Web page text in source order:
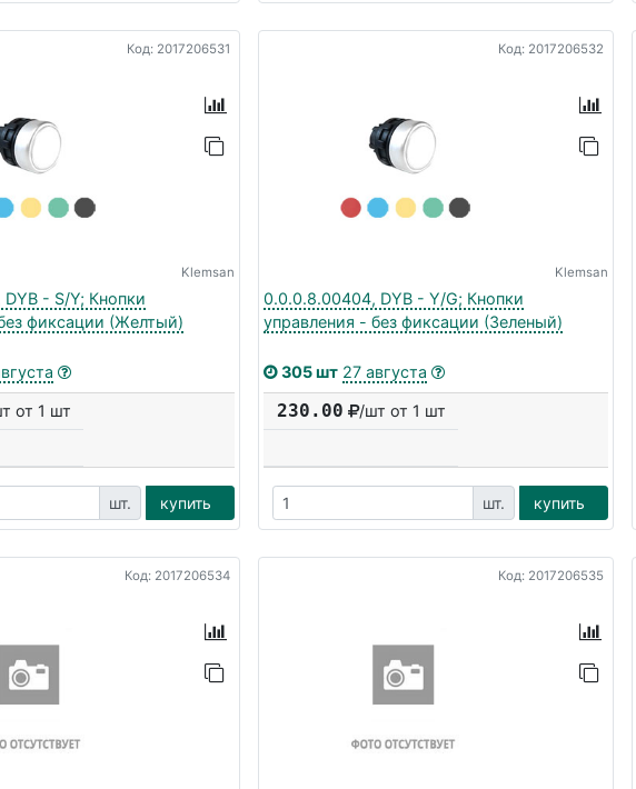
Код: 2017206531
Klemsan
- S/Y; Кнопки
фиксации (Желтый)
от 1 шт
шт. купить
Код: 2017206532
Klemsan
0.0.0.8.00404, DYB - Y/G; Кнопки
управления - без фиксации (Зеленый)
305 шт 27 августа
230.00 /шт от 1 шт
шт. купить
Код: 2017206534 Код: 2017206535